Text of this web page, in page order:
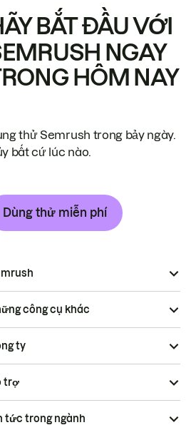
BẮT ĐẦU VỚI
NGAY
HÔM NAY
thử Semrush trong bảy ngày.
bất cứ lúc nào.
Dùng thử miễn phí
công cụ khác
ty
trợ
tức trong ngành